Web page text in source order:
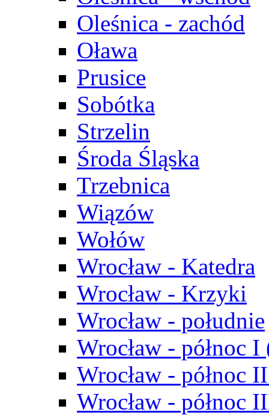
Oleśnica - zachód
Oława
Prusice
Sobótka
Strzelin
Środa Śląska
Trzebnica
Wiązów
Wołów
Wrocław - Katedra
Wrocław - Krzyki
Wrocław - południe
Wrocław - północ
Wrocław - północ
Wrocław - północ